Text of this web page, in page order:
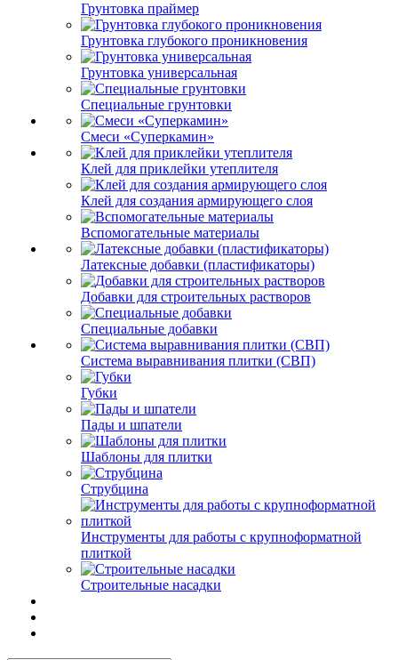
Грунтовка праймер
Грунтовка глубокого проникновения
Грунтовка универсальная
Специальные грунтовки
Смеси «Суперкамин»
Клей для приклейки утеплителя
Клей для создания армирующего слоя
Вспомогательные материалы
Латексные добавки (пластификаторы)
Добавки для строительных растворов
Специальные добавки
Система выравнивания плитки (СВП)
Губки
Пады и шпатели
Шаблоны для плитки
Струбцина
Инструменты для работы с крупноформатной
плиткой
Строительные насадки